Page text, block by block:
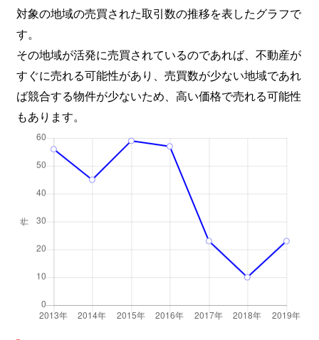
対象の地域の売買された取引数の推移を表したグラフで
す。
その地域が活発に売買されているのであれば、不動産が
すぐに売れる可能性があり、売買数が少ない地域であれ
ば競合する物件が少ないため、高い価格で売れる可能性
もあります。